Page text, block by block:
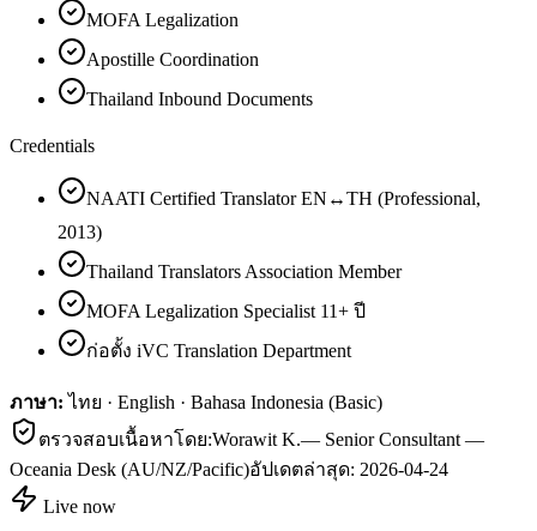
MOFA Legalization
Apostille Coordination
Thailand Inbound Documents
Credentials
NAATI Certified Translator EN↔TH (Professional,
2013)
Thailand Translators Association Member
MOFA Legalization Specialist 11+ ปี
ก่อตั้ง iVC Translation Department
ภาษา: ไทย · English · Bahasa Indonesia (Basic)
ตรวจสอบเนื้อหาโดย:Worawit K.— Senior Consultant —
Oceania Desk (AU/NZ/Pacific)อัปเดตล่าสุด: 2026-04-24
Live now